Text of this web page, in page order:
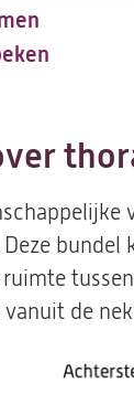
bundel
ruimte
de